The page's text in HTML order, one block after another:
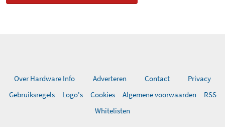
Over Hardware Info Adverteren Contact
Privacy
Gebruiksregels
Logo's Cookies Algemene voorwaarden
RSS
Whitelisten